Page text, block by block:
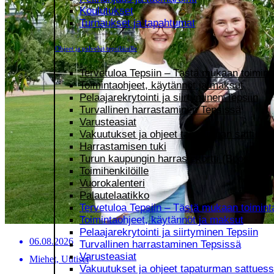
Koulutukset
Turnaukset ja tapahtumat
Ohjeet ja palvelut tepsiläisille
Tervetuloa Tepsiin – Tästä mukaan
Toimintaohjeet, käytännöt ja maksut
Pelaajarekrytointi ja siirtyminen Tepsiin
Turvallinen harrastaminen Tepsissä
Varusteasiat
Vakuutukset ja ohjeet tapaturman
Harrastamisen tuki
Turun kaupungin harrastekortti (Boostii-etu)
Toimihenkilöille
Vuorokalenteri
Palautelaatikko
Tervetuloa Tepsiin – Tästä mukaan
Toimintaohjeet, käytännöt ja maksut
Pelaajarekrytointi ja siirtyminen Tepsiin
Turvallinen harrastaminen Tepsissä
Varusteasiat
Vakuutukset ja ohjeet tapaturman
06.08.2026
Miehet, Uutiset